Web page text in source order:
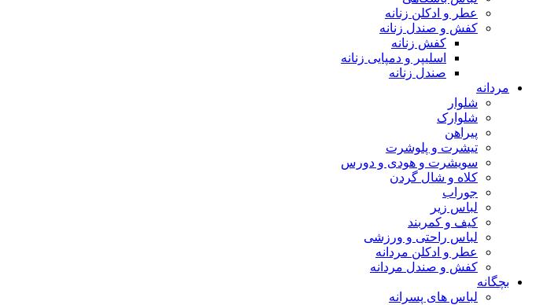
عطر و ادکلن زنانه
کفش و صندل زنانه
کفش زنانه
اسلیپر و دمپایی زنانه
صندل زنانه
مردانه
شلوار
شلوارک
پیراهن
تیشرت و پلوشرت
سویشرت و هودی و دورس
کلاه و شال گردن
جوراب
لباس زیر
کیف و کمربند
لباس راحتی و ورزشی
عطر و ادکلن مردانه
کفش و صندل مردانه
بچگانه
لباس های پسرانه